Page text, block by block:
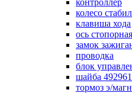
контроллер
колесо
клавиша хода
ось стопорная
замок
проводка
блок
шайба 492961
тормоз э/